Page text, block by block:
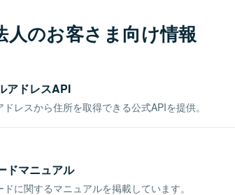
人のお客さま向け情報
アドレスAPI
レスから住所を取得できる公式APIを提供。
ドマニュアル
に関するマニュアルを掲載しています。